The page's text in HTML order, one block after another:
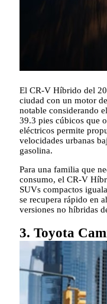
El CR-V Híbrido del
ciudad con un motor
notable considerando
39.3 pies cúbicos que
eléctricos permite
velocidades urbanas
gasolina.
Para una familia que
consumo, el CR-V
SUVs compactos
se recupera rápido en
versiones no híbridas
3. Toyota